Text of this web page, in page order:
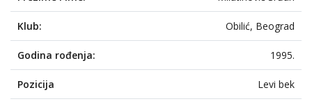
Klub: Obilić, Beograd
Godina rođenja: 1995.
Pozicija Levi bek